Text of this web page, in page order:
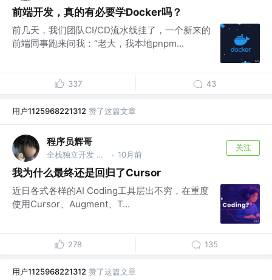
前端开发，真的有必要学Docker吗？
前几天，我们团队CI/CD流水线挂了，一个新来的
前端同事跑来问我：“老大，我本地pnpm...
337 43
用户1125968221312 赞了这篇文章
程序员辉哥
全栈独立开发 @自己 · 10月前
关注
我为什么最终还是回归了Cursor
近日各式各样的AI Coding工具层出不穷，在重度
使用Cursor、Augment、T...
278 135
用户1125968221312 赞了这篇文章